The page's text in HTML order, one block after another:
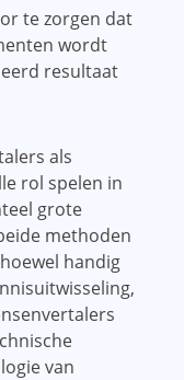
te zorgen dat
wordt
resultaat
als
rol spelen in
grote
methoden
handig
van